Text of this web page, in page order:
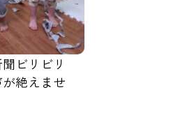
ビリビリ
絶えませ